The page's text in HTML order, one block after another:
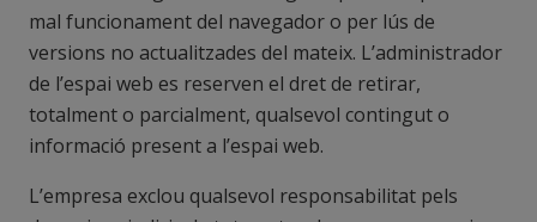
mal funcionament del navegador o per lús de
versions no actualitzades del mateix. L’administrador
de l’espai web es reserven el dret de retirar,
totalment o parcialment, qualsevol contingut o
informació present a l’espai web.
L’empresa exclou qualsevol responsabilitat pels